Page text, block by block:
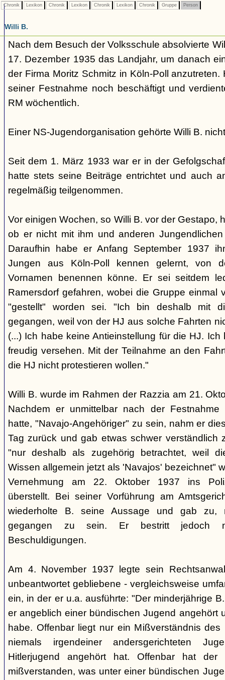
Chronik Lexikon Chronik Lexikon Chronik Lexikon Chronik Gruppe Person
Willi B.
Nach dem Besuch der Volksschule absolvierte
17. Dezember 1935 das Landjahr, um danach
der Firma Moritz Schmitz in Köln-Poll
seiner Festnahme noch beschäftigt und
RM wöchentlich.
Einer NS-Jugendorganisation gehörte Willi B.
Seit dem 1. März 1933 war er in der
hatte stets seine Beiträge entrichtet und auch
regelmäßig teilgenommen.
Vor einigen Wochen, so Willi B. vor der Gestapo,
ob er nicht mit ihm und anderen
Daraufhin habe er Anfang September 1937
Jungen aus Köln-Poll kennen gelernt, von
Vornamen benennen könne. Er sei seitdem
Ramersdorf gefahren, wobei die Gruppe einmal
"gestellt" worden sei. "Ich bin deshalb mit
gegangen, weil von der HJ aus solche Fahrten
(...) Ich habe keine Antieinstellung für die HJ.
freudig versehen. Mit der Teilnahme an den
die HJ nicht protestieren wollen."
Willi B. wurde im Rahmen der Razzia am 21.
Nachdem er unmittelbar nach der Festnahme
hatte, "Navajo-Angehöriger" zu sein, nahm er
Tag zurück und gab etwas schwer verständlich
"nur deshalb als zugehörig betrachtet, weil
Wissen allgemein jetzt als 'Navajos' bezeichnet"
Vernehmung am 22. Oktober 1937 ins
überstellt. Bei seiner Vorführung am
wiederholte B. seine Aussage und gab zu,
gegangen zu sein. Er bestritt jedoch
Beschuldigungen.
Am 4. November 1937 legte sein
unbeantwortet gebliebene - vergleichsweise
ein, in der er u.a. ausführte: "Der minderjährige
er angeblich einer bündischen Jugend angehört
habe. Offenbar liegt nur ein Mißverständnis
niemals irgendeiner andersgerichteten
Hitlerjugend angehört hat. Offenbar hat der
mißverstanden, was unter einer bündischen